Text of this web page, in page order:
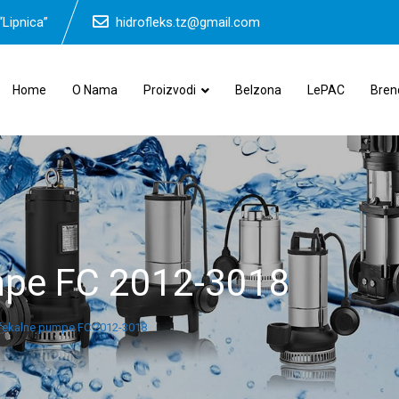
hidrofleks.tz@gmail.com
Home O Nama Proizvodi Belzona LePAC
FC 2012-3018
pumpe FC 2012-3018